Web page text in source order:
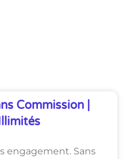
Commission |
engagement. Sans